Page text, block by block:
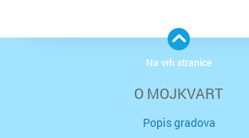
O MOJKVART
Popis gradova
Na vrh stranice